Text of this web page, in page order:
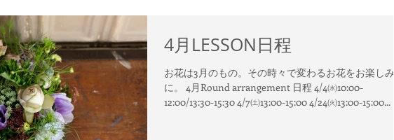
4月LESSON日程
お花は3月のもの。その時々で変わるお花をお楽しみ
に。 4月Round arrangement 日程 4/4㈬10:00-
12:00/13:30-15:30 4/7㈯13:00-15:00 4/24㈫13:00-15:00...